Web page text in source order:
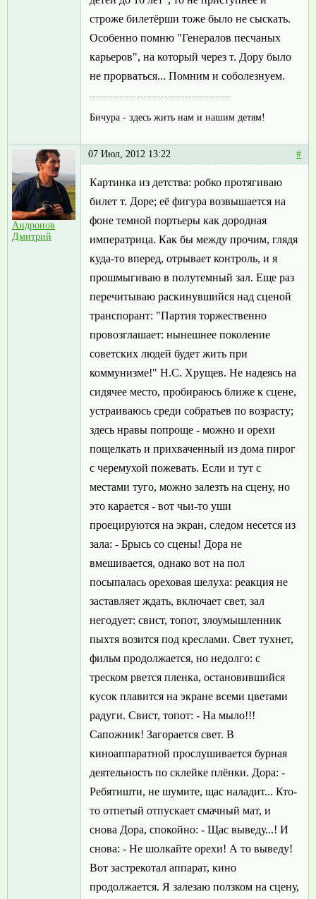
строже билетёрши тоже было не сыскать.
Особенно помню "Генералов песчаных
карьеров", на который через т. Дору было
не прорваться... Помним и соболезнуем.
Бичура - здесь жить нам и нашим детям!
Андронов
Дмитрий
07 Июл, 2012 13:22 #
Картинка из детства: робко протягиваю
билет т. Доре; её фигура возвышается на
фоне темной портьеры как дородная
императрица. Как бы между прочим, глядя
куда-то вперед, отрывает контроль, и я
прошмыгиваю в полутемный зал. Еще раз
перечитываю раскинувшийся над сценой
транспорант: "Партия торжественно
провозглашает: нынешнее поколение
советских людей будет жить при
коммунизме!" Н.С. Хрущев. Не надеясь на
сидячее место, пробираюсь ближе к сцене,
устраиваюсь среди собратьев по возрасту;
здесь нравы попроще - можно и орехи
пощелкать и прихваченный из дома пирог
с черемухой пожевать. Если и тут с
местами туго, можно залезть на сцену, но
это карается - вот чьи-то уши
проецируются на экран, следом несется из
зала: - Брысь со сцены! Дора не
вмешивается, однако вот на пол
посыпалась ореховая шелуха: реакция не
заставляет ждать, включает свет, зал
негодует: свист, топот, злоумышленник
пыхтя возится под креслами. Свет тухнет,
фильм продолжается, но недолго: с
треском рвется пленка, остановившийся
кусок плавится на экране всеми цветами
радуги. Свист, топот: - На мыло!!!
Сапожник! Загорается свет. В
киноаппаратной прослушивается бурная
деятельность по склейке плёнки. Дора: -
Ребятишти, не шумите, щас наладит... Кто-
то отпетый отпускает смачный мат, и
снова Дора, спокойно: - Щас выведу...! И
снова: - Не шолкайте орехи! А то выведу!
Вот застрекотал аппарат, кино
продолжается. Я залезаю ползком на сцену,